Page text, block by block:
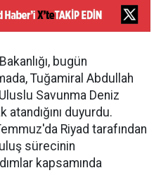
bugün
Tuğamiral Abdullah
Savunma Deniz
duyurdu.
Riyad tarafından
sürecinin
kapsamında